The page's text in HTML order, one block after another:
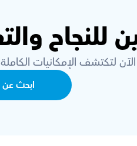
للنجاح
الآن لتكتشف الإمكانيات
ابحث